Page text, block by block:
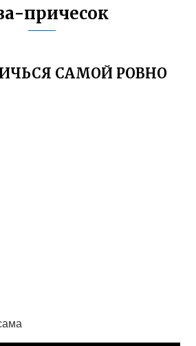
причесок
САМОЙ РОВНО